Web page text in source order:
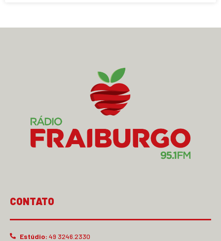
CONTATO
Estúdio: 49 3246.2330